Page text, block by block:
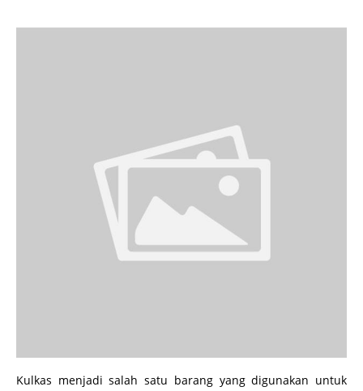
Kulkas menjadi salah satu barang yang digunakan untuk